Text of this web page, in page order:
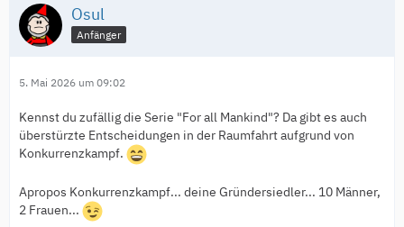
Osul
Anfänger
5. Mai 2026 um 09:02
Kennst du zufällig die Serie "For all Mankind"? Da gibt es auch
überstürzte Entscheidungen in der Raumfahrt aufgrund von
Konkurrenzkampf.
Apropos Konkurrenzkampf... deine Gründersiedler... 10 Männer,
2 Frauen...